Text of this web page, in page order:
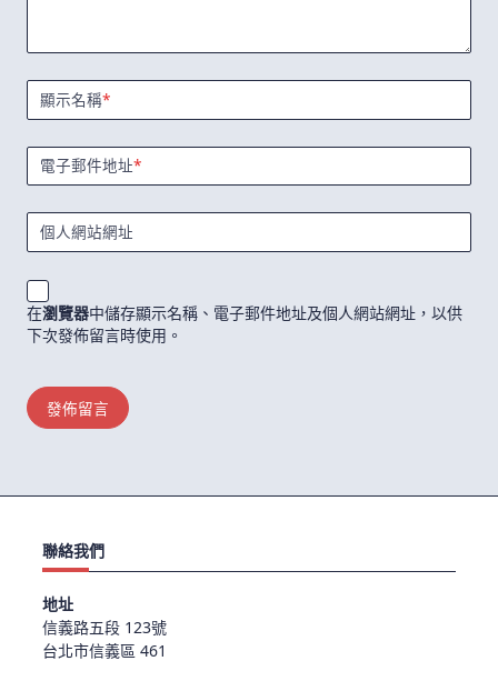
顯示名稱*
電子郵件地址*
個人網站網址
在瀏覽器中儲存顯示名稱、電子郵件地址及個人網站網址，以供
下次發佈留言時使用。
聯絡我們
地址
信義路五段 123號
台北市信義區 461